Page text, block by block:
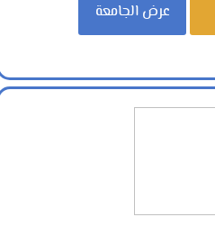
عرض الجامعة